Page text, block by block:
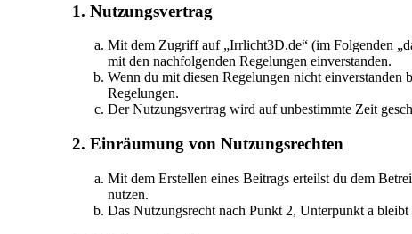
1. Nutzungsvertrag
Mit dem Zugriff auf „Irrlicht3D.de“ (im Folgenden
mit den nachfolgenden Regelungen einverstanden.
Wenn du mit diesen Regelungen nicht
Regelungen.
Der Nutzungsvertrag wird auf unbestimmte Zeit
2. Einräumung von Nutzungsrechten
Mit dem Erstellen eines Beitrags erteilst du dem
nutzen.
Das Nutzungsrecht nach Punkt 2, Unterpunkt a